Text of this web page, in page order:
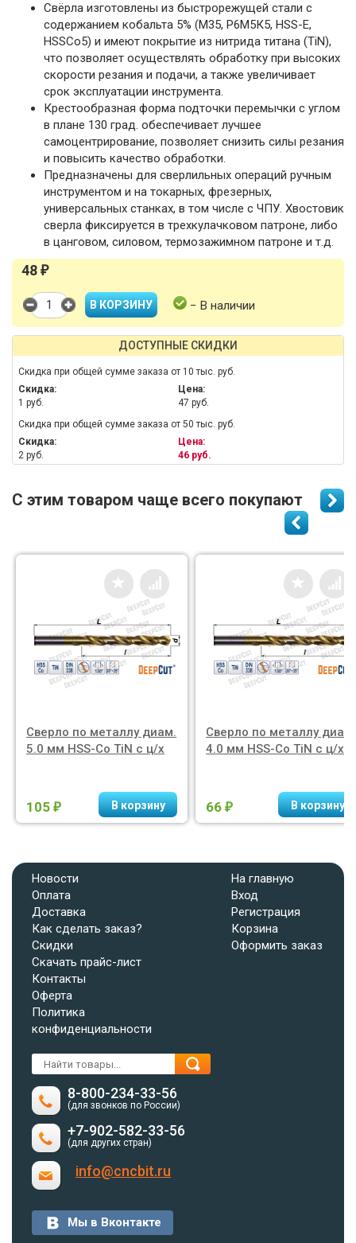
Свёрла изготовлены из быстрорежущей стали с
содержанием кобальта 5% (M35, Р6М5К5, HSS-E,
HSSCo5) и имеют покрытие из нитрида титана (TiN),
что позволяет осуществлять обработку при высоких
скорости резания и подачи, а также увеличивает
срок эксплуатации инструмента.
Крестообразная форма подточки перемычки с углом
в плане 130 град. обеспечивает лучшее
самоцентрирование, позволяет снизить силы резания
и повысить качество обработки.
Предназначены для сверлильных операций ручным
инструментом и на токарных, фрезерных,
универсальных станках, в том числе с ЧПУ. Хвостовик
сверла фиксируется в трехкулачковом патроне, либо
в цанговом, силовом, термозажимном патроне и т.д.
48 ₽
− В наличии
ДОСТУПНЫЕ СКИДКИ
Скидка при общей сумме заказа от 10 тыс. руб.
Скидка:
1 руб.
Цена:
47 руб.
Скидка при общей сумме заказа от 50 тыс. руб.
Скидка:
2 руб.
Цена:
46 руб.
С этим товаром чаще всего покупают
Сверло по металлу диам.
5.0 мм HSS-Co TiN с ц/х
105 ₽
Сверло по металлу диам.
4.0 мм HSS-Co TiN с ц/х
66 ₽
Новости
Оплата
Доставка
Как сделать заказ?
Скидки
Скачать прайс-лист
Контакты
Оферта
Политика
конфиденциальности
На главную
Вход
Регистрация
Корзина
Оформить заказ
8-800-234-33-56
(для звонков по России)
+7-902-582-33-56
(для других стран)
info@cncbit.ru
Мы в Вконтакте